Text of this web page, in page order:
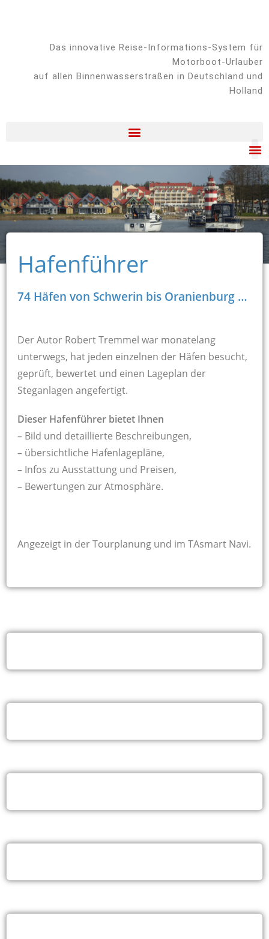
Das innovative Reise-Informations-System für
Motorboot-Urlauber
auf allen Binnenwasserstraßen in Deutschland und
Holland
Hafenführer
74 Häfen von Schwerin bis Oranienburg …
Der Autor Robert Tremmel war monatelang
unterwegs, hat jeden einzelnen der Häfen besucht,
geprüft, bewertet und einen Lageplan der
Steganlagen angefertigt.
Dieser Hafenführer bietet Ihnen
– Bild und detaillierte Beschreibungen,
– übersichtliche Hafenlagepläne,
– Infos zu Ausstattung und Preisen,
– Bewertungen zur Atmosphäre.
Angezeigt in der Tourplanung und im TAsmart Navi.